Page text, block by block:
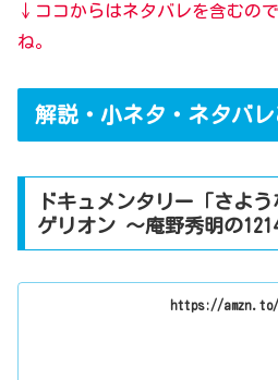
↓ココからはネタバレを含むの
ね。
解説・小ネタ・ネタバレ
ドキュメンタリー「さよ
ゲリオン ～庵野秀明の
https://amzn.to/